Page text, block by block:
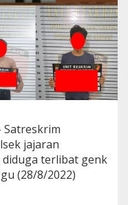
Satreskrim
jajaran
diduga terlibat genk
(28/8/2022)